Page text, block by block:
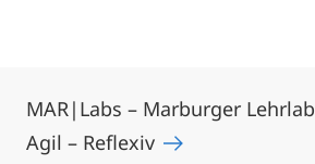
MAR|Labs – Marburger
Agil – Reflexiv